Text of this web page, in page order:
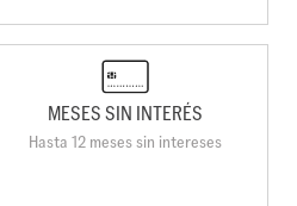
MESES SIN INTERÉS
Hasta 12 meses sin intereses